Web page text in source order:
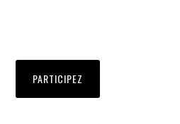
PARTICIPEZ